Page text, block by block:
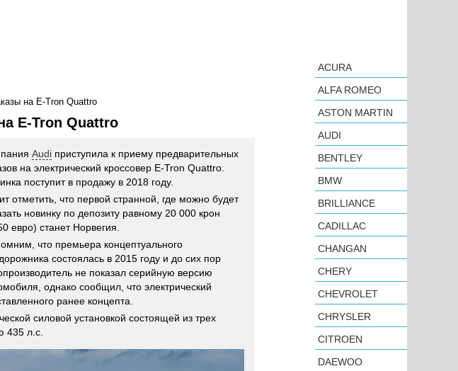
на E-Tron Quattro
E-Tron Quattro
Audi приступила к приему предварительных
на электрический кроссовер E-Tron Quattro.
поступит в продажу в 2018 году.
отметить, что первой странной, где можно будет
новинку по депозиту равному 20 000 крон
евро) станет Норвегия.
что премьера концептуального
состоялась в 2015 году и до сих пор
не показал серийную версию
однако сообщил, что электрический
ранее концепта.
силовой установкой состоящей из трех
435 л.с.
ACURA
ALFA ROMEO
ASTON MARTIN
AUDI
BENTLEY
BMW
BRILLIANCE
CADILLAC
CHANGAN
CHERY
CHEVROLET
CHRYSLER
CITROEN
DAEWOO